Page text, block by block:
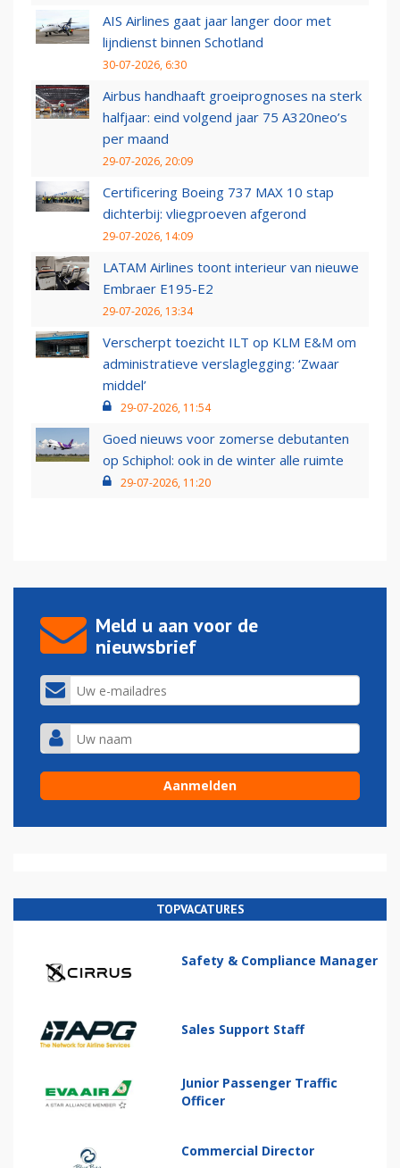
AIS Airlines gaat jaar langer door met
lijndienst binnen Schotland
30-07-2026, 6:30
Airbus handhaaft groeiprognoses na sterk
halfjaar: eind volgend jaar 75 A320neo’s
per maand
29-07-2026, 20:09
Certificering Boeing 737 MAX 10 stap
dichterbij: vliegproeven afgerond
29-07-2026, 14:09
LATAM Airlines toont interieur van nieuwe
Embraer E195-E2
29-07-2026, 13:34
Verscherpt toezicht ILT op KLM E&M om
administratieve verslaglegging: ‘Zwaar
middel’
29-07-2026, 11:54
Goed nieuws voor zomerse debutanten
op Schiphol: ook in de winter alle ruimte
29-07-2026, 11:20
Meld u aan voor de
nieuwsbrief
TOPVACATURES
Safety & Compliance Manager
Sales Support Staff
Junior Passenger Traffic
Officer
Commercial Director